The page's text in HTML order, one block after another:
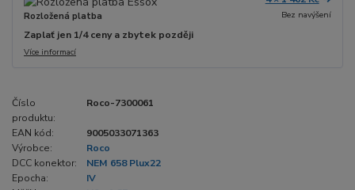
Rozložená platba Bez navýšení
Zaplať jen 1/4 ceny a zbytek později
Více informací
Číslo
produktu:
Roco-7300061
EAN kód:
9005033071363
Výrobce:
Roco
DCC konektor:
NEM 658 Plux22
Epocha:
IV